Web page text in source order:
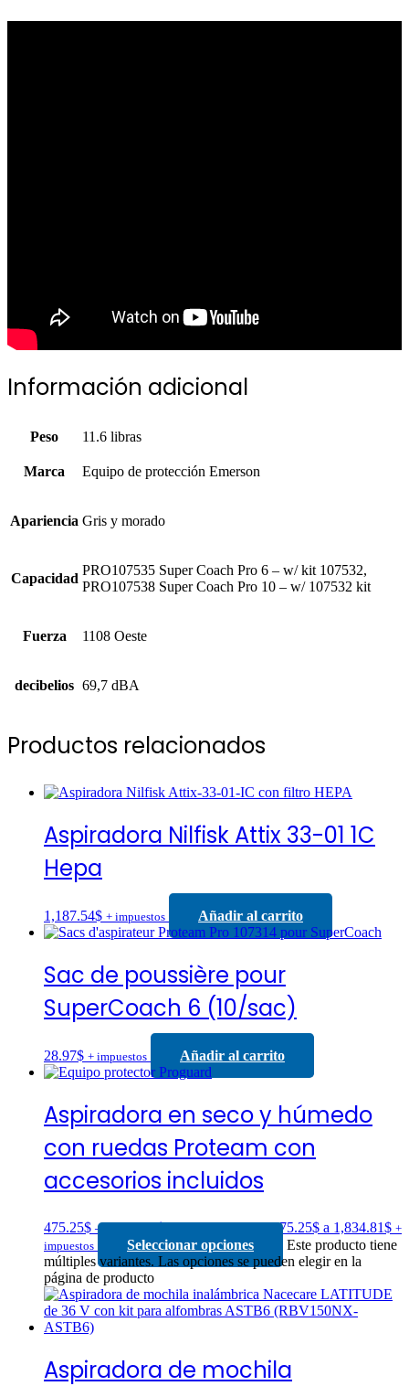
Información adicional
Peso 11.6 libras
Marca Equipo de protección Emerson
Apariencia Gris y morado
Capacidad
PRO107535 Super Coach Pro 6 – w/ kit 107532,
PRO107538 Super Coach Pro 10 – w/ 107532 kit
Fuerza 1108 Oeste
decibelios 69,7 dBA
Productos relacionados
Aspiradora Nilfisk Attix 33-01 1C
Hepa
1,187.54$ + impuestos Añadir al carrito
Sac de poussière pour
SuperCoach 6 (10/sac)
28.97$ + impuestos Añadir al carrito
Aspiradora en seco y húmedo
con ruedas Proteam con
accesorios incluidos
475.25$ – 1,834.81$Rango de precios: 475.25$ a 1,834.81$ +
impuestos
Seleccionar opciones
Este producto tiene
múltiples variantes. Las opciones se pueden elegir en la
página de producto
Aspiradora de mochila